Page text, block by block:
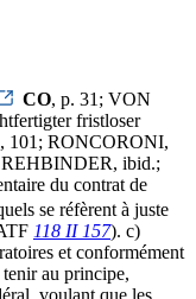
CO, p. 31; VON
fristloser
101; RONCORONI,
REHBINDER, ibid.;
du contrat de
se réfèrent à juste
118 II 157). c)
et conformément
au principe,
voulant que les